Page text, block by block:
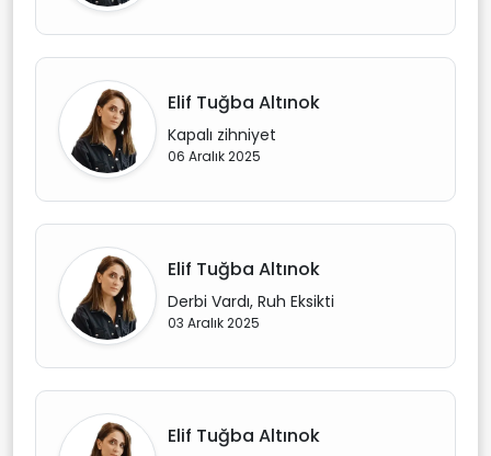
Elif Tuğba Altınok
Kapalı zihniyet
06 Aralık 2025
Elif Tuğba Altınok
Derbi Vardı, Ruh Eksikti
03 Aralık 2025
Elif Tuğba Altınok